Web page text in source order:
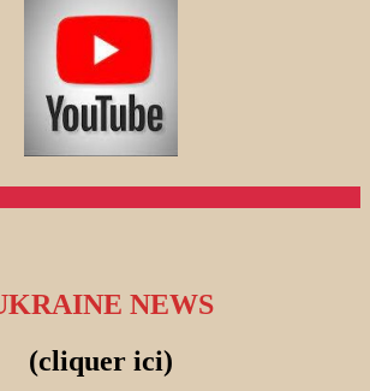
NEWS
(cliquer ici)